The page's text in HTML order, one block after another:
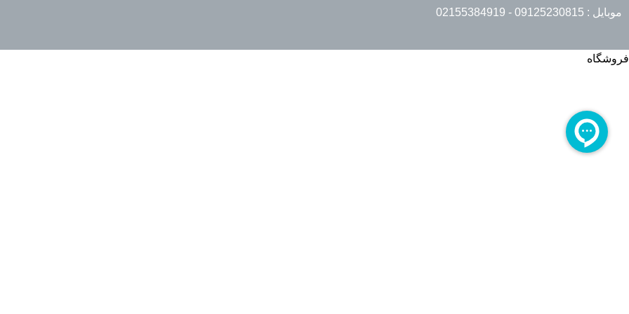
موبایل : 09125230815 - 02155384919
فروشگاه